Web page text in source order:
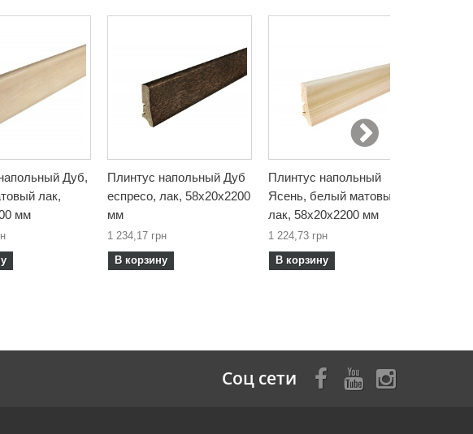
Дуб,
лак,
мм
Плинтус напольный Дуб
еспресо, лак, 58х20х2200
мм
1 234,17 грн
В корзину
Плинтус напольный
Ясень, белый матовый
лак, 58х20х2200 мм
1 224,73 грн
В корзину
Соц сети